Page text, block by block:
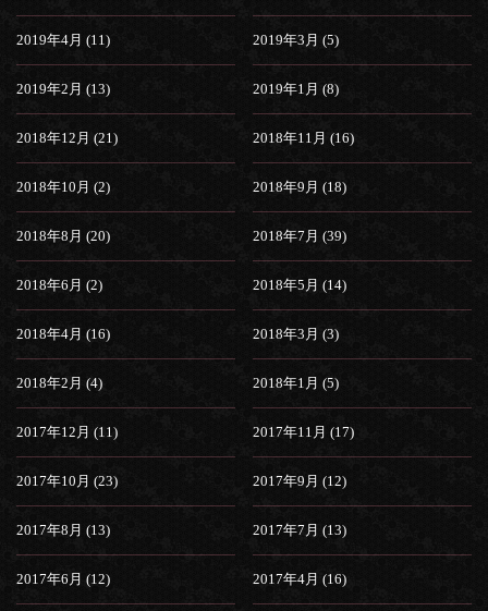
2019年4月 (11) 2019年3月 (5)
2019年2月 (13) 2019年1月 (8)
2018年12月 (21) 2018年11月 (16)
2018年10月 (2) 2018年9月 (18)
2018年8月 (20) 2018年7月 (39)
2018年6月 (2) 2018年5月 (14)
2018年4月 (16) 2018年3月 (3)
2018年2月 (4) 2018年1月 (5)
2017年12月 (11) 2017年11月 (17)
2017年10月 (23) 2017年9月 (12)
2017年8月 (13) 2017年7月 (13)
2017年6月 (12) 2017年4月 (16)